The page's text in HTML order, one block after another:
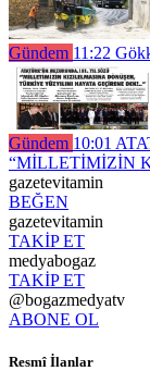
Gündem 11:22
Gündem 10:01
“MİLLETİMİZİN
gazetevitamin
BEĞEN
gazetevitamin
TAKİP ET
medyabogaz
TAKİP ET
@bogazmedyatv
ABONE OL
Resmî İlanlar